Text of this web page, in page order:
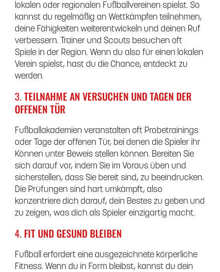
lokalen oder regionalen Fußballvereinen spielst. So
kannst du regelmäßig an Wettkämpfen teilnehmen,
deine Fähigkeiten weiterentwickeln und deinen Ruf
verbessern. Trainer und Scouts besuchen oft
Spiele in der Region. Wenn du also für einen lokalen
Verein spielst, hast du die Chance, entdeckt zu
werden.
3.TEILNAHME AN VERSUCHEN UND TAGEN DER
OFFENEN TÜR
Fußballakademien veranstalten oft Probetrainings
oder Tage der offenen Tür, bei denen die Spieler ihr
Können unter Beweis stellen können. Bereiten Sie
sich darauf vor, indem Sie im Voraus üben und
sicherstellen, dass Sie bereit sind, zu beeindrucken.
Die Prüfungen sind hart umkämpft, also
konzentriere dich darauf, dein Bestes zu geben und
zu zeigen, was dich als Spieler einzigartig macht.
4. FIT UND GESUND BLEIBEN
Fußball erfordert eine ausgezeichnete körperliche
Fitness. Wenn du in Form bleibst, kannst du dein